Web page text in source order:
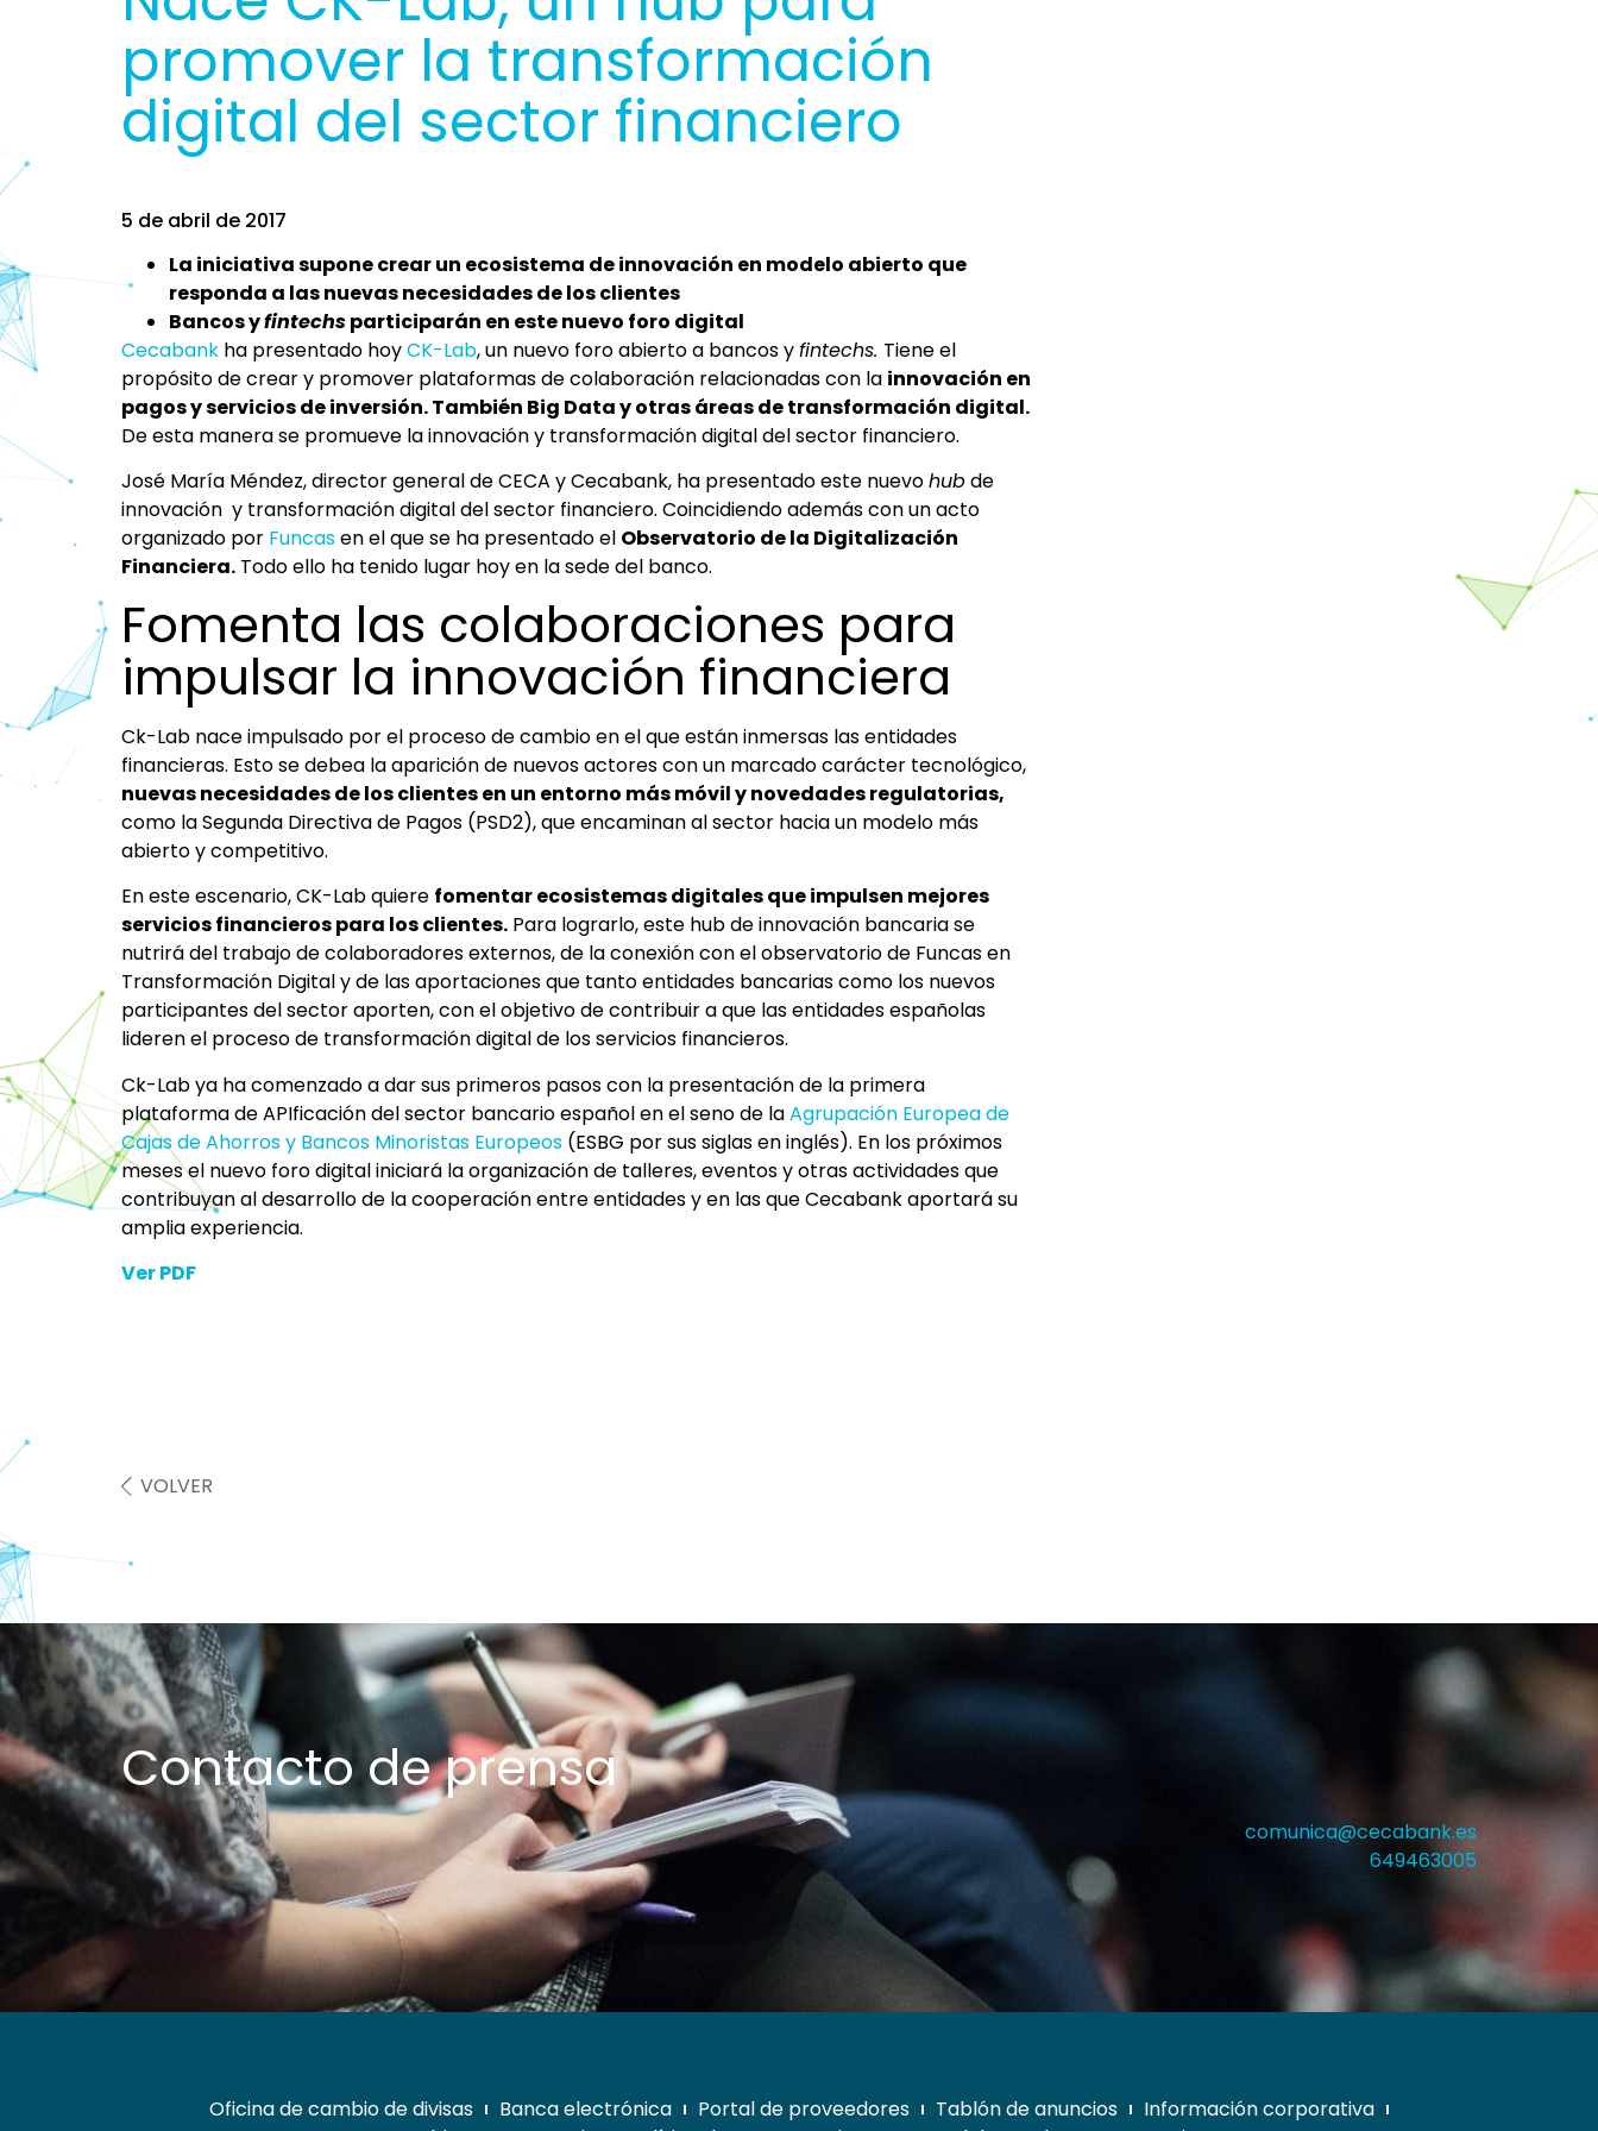
promover la transformación
digital del sector financiero
5 de abril de 2017
La iniciativa supone crear un ecosistema de innovación en modelo abierto que
responda a las nuevas necesidades de los clientes
Bancos yfintechsparticiparán en este nuevo foro digital
Cecabank ha presentado hoyCK-Lab, un nuevo foro abierto a bancos yfintechs. Tiene el
propósito de crear y promover plataformas de colaboración relacionadas con la innovación en
pagos y servicios de inversión. También Big Data y otras áreas de transformación digital.
De esta manera se promueve la innovación y transformación digital del sector financiero.
José María Méndez, director general de CECA y Cecabank, ha presentado este nuevohubde
innovación y transformación digital del sector financiero. Coincidiendo además con un acto
organizado por Funcasen el que se ha presentado el Observatorio de la Digitalización
Financiera. Todo ello ha tenido lugar hoy en la sede del banco.
Fomenta las colaboraciones para
impulsar la innovación financiera
Ck-Lab nace impulsado por el proceso de cambio en el que están inmersas las entidades
financieras. Esto se debea la aparición de nuevos actores con un marcado carácter tecnológico,
nuevas necesidades de los clientes en un entorno más móvil y novedades regulatorias,
como la Segunda Directiva de Pagos (PSD2), que encaminan al sector hacia un modelo más
abierto y competitivo.
En este escenario, CK-Lab quiere fomentar ecosistemas digitales que impulsen mejores
servicios financieros para los clientes. Para lograrlo, este hub de innovación bancaria se
nutrirá del trabajo de colaboradores externos, de la conexión con el observatorio de Funcas en
Transformación Digital y de las aportaciones que tanto entidades bancarias como los nuevos
participantes del sector aporten, con el objetivo de contribuir a que las entidades españolas
lideren el proceso de transformación digital de los servicios financieros.
Ck-Lab ya ha comenzado a dar sus primeros pasos con la presentación de la primera
plataforma de APIficación del sector bancario español en el seno de laAgrupación Europea de
Cajas de Ahorros y Bancos Minoristas Europeos (ESBG por sus siglas en inglés). En los próximos
meses el nuevo foro digital iniciará la organización de talleres, eventos y otras actividades que
contribuyan al desarrollo de la cooperación entre entidades y en las que Cecabank aportará su
amplia experiencia.
Ver PDF
VOLVER
Contacto de prensa
comunica@cecabank.es
649463005
Oficina de cambio de divisas Banca electrónica Portal de proveedores Tablón de anuncios
Información corporativa